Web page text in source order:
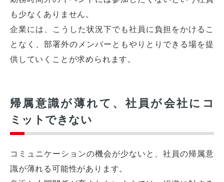
も少なくありません。
企業には、こうした状況下でも社員に負担をかけるこ
となく、部署外のメンバーともやりとりできる場を提
供していくことが求められます。
帰属意識が薄れて、社員が会社にコ
ミットできない
コミュニケーションの機会が少ないと、社員の帰属意
識が薄れる可能性があります。